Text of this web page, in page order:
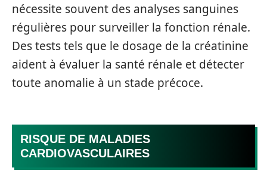
nécessite souvent des analyses sanguines
régulières pour surveiller la fonction rénale.
Des tests tels que le dosage de la créatinine
aident à évaluer la santé rénale et détecter
toute anomalie à un stade précoce.
RISQUE DE MALADIES
CARDIOVASCULAIRES